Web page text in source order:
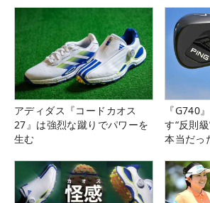
アディダス『コードカオス
27』は強烈な蹴りでパワーを
生む
『G740
す“反則
本当だっ